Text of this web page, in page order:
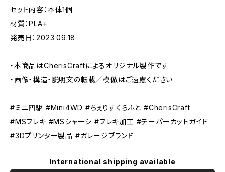
セット内容：本体1個
材質：PLA+
発売日：2023.09.18
・本商品はCherisCraftによるオリジナル製作です
・画像・構造・説明文の転載／模倣はご遠慮ください
#ミニ四駆 #Mini4WD #ちぇりすくらふと #CherisCraft
#MSフレキ #MSシャーシ #フレキ加工 #テーパーカットガイド
#3Dプリンター製品 #ガレージブランド
International shipping available